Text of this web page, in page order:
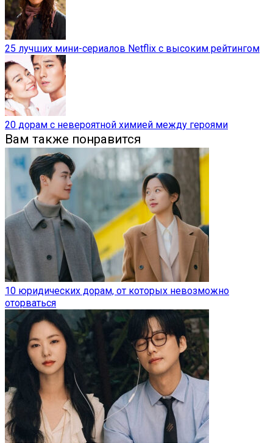
25 лучших мини-сериалов Netflix с высоким рейтингом
20 дорам с невероятной химией между героями
Вам также понравится
10 юридических дорам, от которых невозможно
оторваться